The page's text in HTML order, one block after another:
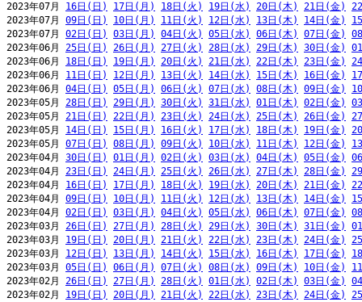
2023年07月 16日(日) 17日(月) 18日(火) 19日(水) 20日(木) 21日(金)
2023年07月 09日(日) 10日(月) 11日(火) 12日(水) 13日(木) 14日(金)
2023年07月 02日(日) 03日(月) 04日(火) 05日(水) 06日(木) 07日(金)
2023年06月 25日(日) 26日(月) 27日(火) 28日(水) 29日(木) 30日(金)
2023年06月 18日(日) 19日(月) 20日(火) 21日(水) 22日(木) 23日(金)
2023年06月 11日(日) 12日(月) 13日(火) 14日(水) 15日(木) 16日(金)
2023年06月 04日(日) 05日(月) 06日(火) 07日(水) 08日(木) 09日(金)
2023年05月 28日(日) 29日(月) 30日(火) 31日(水) 01日(木) 02日(金)
2023年05月 21日(日) 22日(月) 23日(火) 24日(水) 25日(木) 26日(金)
2023年05月 14日(日) 15日(月) 16日(火) 17日(水) 18日(木) 19日(金)
2023年05月 07日(日) 08日(月) 09日(火) 10日(水) 11日(木) 12日(金)
2023年04月 30日(日) 01日(月) 02日(火) 03日(水) 04日(木) 05日(金)
2023年04月 23日(日) 24日(月) 25日(火) 26日(水) 27日(木) 28日(金)
2023年04月 16日(日) 17日(月) 18日(火) 19日(水) 20日(木) 21日(金)
2023年04月 09日(日) 10日(月) 11日(火) 12日(水) 13日(木) 14日(金)
2023年04月 02日(日) 03日(月) 04日(火) 05日(水) 06日(木) 07日(金)
2023年03月 26日(日) 27日(月) 28日(火) 29日(水) 30日(木) 31日(金)
2023年03月 19日(日) 20日(月) 21日(火) 22日(水) 23日(木) 24日(金)
2023年03月 12日(日) 13日(月) 14日(火) 15日(水) 16日(木) 17日(金)
2023年03月 05日(日) 06日(月) 07日(火) 08日(水) 09日(木) 10日(金)
2023年02月 26日(日) 27日(月) 28日(火) 01日(水) 02日(木) 03日(金)
2023年02月 19日(日) 20日(月) 21日(火) 22日(水) 23日(木) 24日(金)